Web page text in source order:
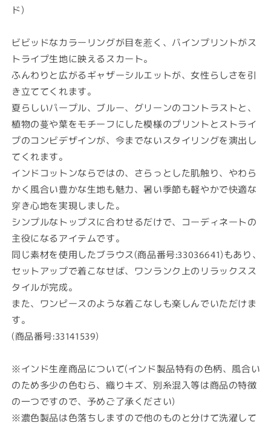
ド)
ビビッドなカラーリングが目を惹く、バインプリントがス
トライプ生地に映えるスカート。
ふんわりと広がるギャザーシルエットが、女性らしさを引
き立ててくれます。
夏らしいパープル、ブルー、グリーンのコントラストと、
植物の蔓や葉をモチーフにした模様のプリントとストライ
プのコンビデザインが、今までないスタイリングを演出し
てくれます。
インドコットンならではの、さらっとした肌触り、やわら
かく風合い豊かな生地も魅力、暑い季節も軽やかで快適な
穿き心地を実現しました。
シンプルなトップスに合わせるだけで、コーディネートの
主役になるアイテムです。
同じ素材を使用したブラウス(商品番号:33036641)もあり、
セットアップで着こなせば、ワンランク上のリラックスス
タイルが完成。
また、ワンピースのような着こなしも楽しんでいただけま
す。
(商品番号:33141539)
※インド生産商品について(インド製品特有の色柄、風合い
のため多少の色むら、織りキズ、別糸混入等は商品の特徴
の一つですので、予めご了承ください)
※濃色製品は色落ちしますので他のものと分けて洗濯して